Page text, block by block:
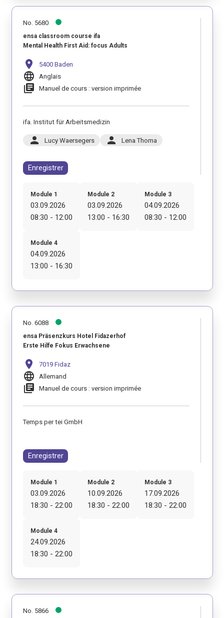
No. 5680
ensa classroom course ifa
Mental Health First Aid: focus Adults
location_on 5400 Baden
language Anglais
library_books Manuel de cours : version imprimée
ifa. Institut für Arbeitsmedizin
person Lucy Waersegers person Lena Thoma
Enregistrer
Module 1
03.09.2026
08:30 - 12:00
Module 2
03.09.2026
13:00 - 16:30
Module 3
04.09.2026
08:30 - 12:00
Module 4
04.09.2026
13:00 - 16:30
No. 6088
ensa Präsenzkurs Hotel Fidazerhof
Erste Hilfe Fokus Erwachsene
location_on 7019 Fidaz
language Allemand
library_books Manuel de cours : version imprimée
Temps per tei GmbH
Enregistrer
Module 1
03.09.2026
18:30 - 22:00
Module 2
10.09.2026
18:30 - 22:00
Module 3
17.09.2026
18:30 - 22:00
Module 4
24.09.2026
18:30 - 22:00
No. 5866